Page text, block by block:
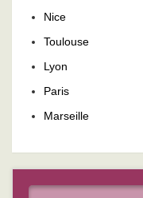
Nice
Toulouse
Lyon
Paris
Marseille